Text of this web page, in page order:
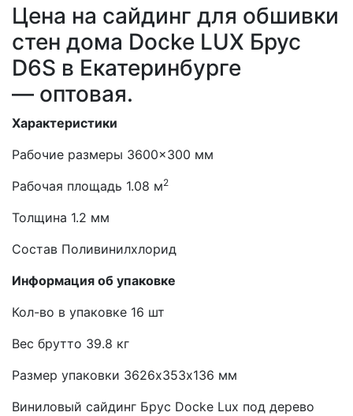
Цена на сайдинг для обшивки
стен дома Docke LUX Брус
D6S в Екатеринбурге
— оптовая.
Характеристики
Рабочие размеры 3600×300 мм
Рабочая площадь 1.08 м2
Толщина 1.2 мм
Состав Поливинилхлорид
Информация об упаковке
Кол-во в упаковке 16 шт
Вес брутто 39.8 кг
Размер упаковки 3626х353х136 мм
Виниловый сайдинг Брус Docke Lux под дерево